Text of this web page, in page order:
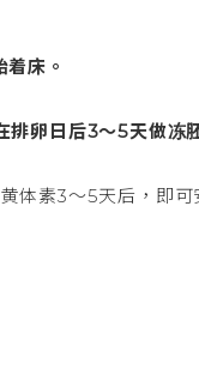
床。
排卵日后3～5天做冻
体素3～5天后，即可